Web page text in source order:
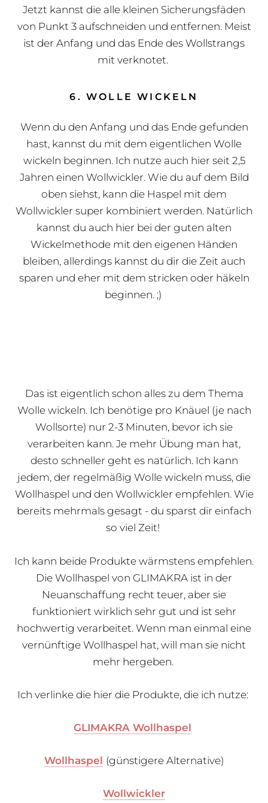
Jetzt kannst die alle kleinen Sicherungsfäden
von Punkt 3 aufschneiden und entfernen. Meist
ist der Anfang und das Ende des Wollstrangs
mit verknotet.
6. WOLLE WICKELN
Wenn du den Anfang und das Ende gefunden
hast, kannst du mit dem eigentlichen Wolle
wickeln beginnen. Ich nutze auch hier seit 2,5
Jahren einen Wollwickler. Wie du auf dem Bild
oben siehst, kann die Haspel mit dem
Wollwickler super kombiniert werden. Natürlich
kannst du auch hier bei der guten alten
Wickelmethode mit den eigenen Händen
bleiben, allerdings kannst du dir die Zeit auch
sparen und eher mit dem stricken oder häkeln
beginnen. ;)
Das ist eigentlich schon alles zu dem Thema
Wolle wickeln. Ich benötige pro Knäuel (je nach
Wollsorte) nur 2-3 Minuten, bevor ich sie
verarbeiten kann. Je mehr Übung man hat,
desto schneller geht es natürlich. Ich kann
jedem, der regelmäßig Wolle wickeln muss, die
Wollhaspel und den Wollwickler empfehlen. Wie
bereits mehrmals gesagt - du sparst dir einfach
so viel Zeit!
Ich kann beide Produkte wärmstens empfehlen.
Die Wollhaspel von GLIMAKRA ist in der
Neuanschaffung recht teuer, aber sie
funktioniert wirklich sehr gut und ist sehr
hochwertig verarbeitet. Wenn man einmal eine
vernünftige Wollhaspel hat, will man sie nicht
mehr hergeben.
Ich verlinke die hier die Produkte, die ich nutze:
GLIMAKRA Wollhaspel
Wollhaspel (günstigere Alternative)
Wollwickler